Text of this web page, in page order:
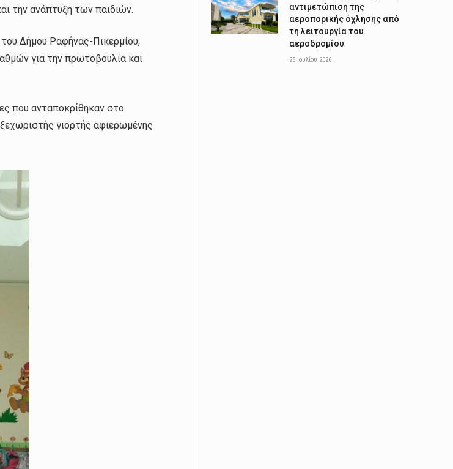
την ανάπτυξη των παιδιών.
Δήμου Ραφήνας-Πικερμίου,
για την πρωτοβουλία και
που ανταποκρίθηκαν στο
γιορτής αφιερωμένης
αντιμετώπιση της
αεροπορικής όχλησης από
τη λειτουργία του
αεροδρομίου
25 Ιουλίου 2026